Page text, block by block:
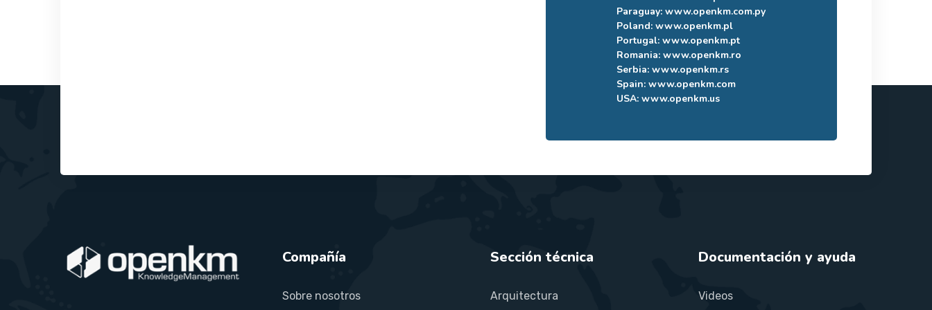
Paraguay:www.openkm.com.py
Poland:www.openkm.pl
Portugal:www.openkm.pt
Romania:www.openkm.ro
Serbia:www.openkm.rs
Spain:www.openkm.com
USA:www.openkm.us
Compañía
Sobre nosotros
Sección técnica
Arquitectura
Documentación y ayuda
Videos